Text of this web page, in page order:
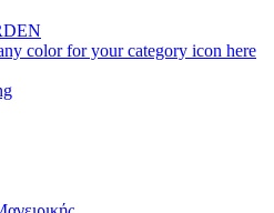
color for your category icon here